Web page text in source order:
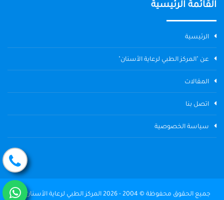
القائمة الرئيسية
الرئيسية
عن "المركز الطبي لرعاية الأسنان"
المقالات
اتصل بنا
سياسة الخصوصية
جميع الحقوق محفوظة © 2004 - 2026 المركز الطبي لرعاية الأسنان The